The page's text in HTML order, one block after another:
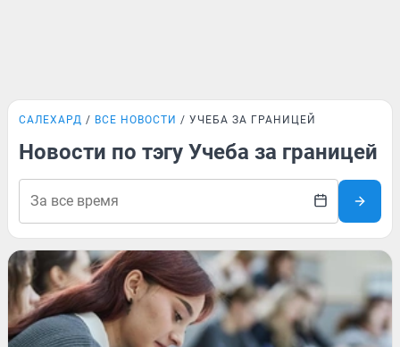
САЛЕХАРД ВСЕ НОВОСТИ УЧЕБА ЗА ГРАНИЦЕЙ
Новости по тэгу Учеба за границей